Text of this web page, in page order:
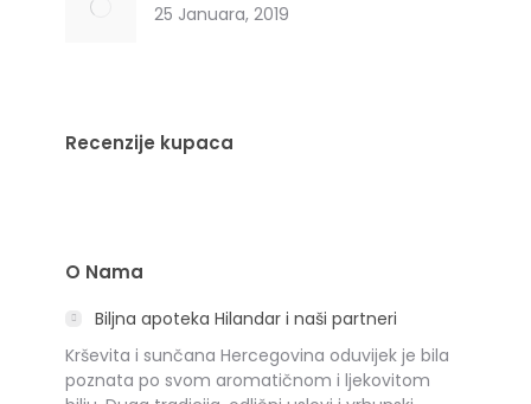
25 Januara, 2019
Recenzije kupaca
O Nama
Biljna apoteka Hilandar i naši partneri
Krševita i sunčana Hercegovina oduvijek je bila
poznata po svom aromatičnom i ljekovitom